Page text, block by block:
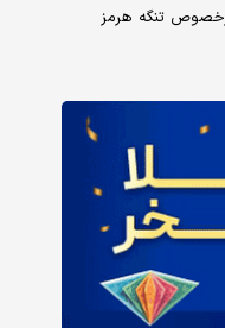
تنگه هرمز